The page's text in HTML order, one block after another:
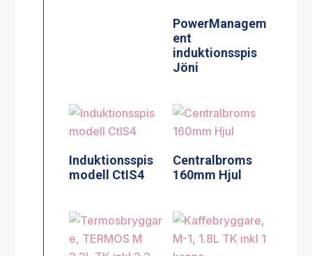
PowerManagem
ent
induktionsspis
Jöni
Induktionsspis
modell CtIS4
Centralbroms
160mm Hjul